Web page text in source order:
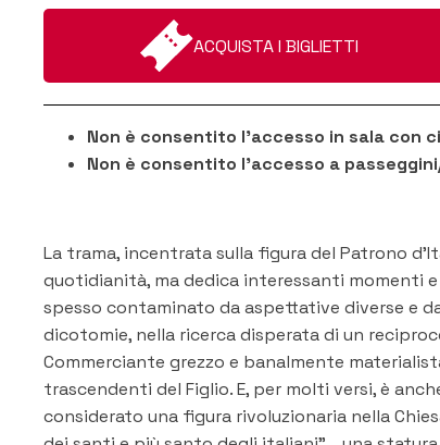
ACQUISTA I BIGLIETTI
Non è consentito l'accesso in sala con
Non è consentito l'accesso a
La trama, incentrata sulla figura del Patrono
quotidianità, ma dedica interessanti momenti
spesso contaminato da aspettative diverse e
dicotomie, nella ricerca disperata di un
Commerciante grezzo e banalmente
trascendenti del Figlio. E, per molti versi, è
considerato una figura rivoluzionaria nella